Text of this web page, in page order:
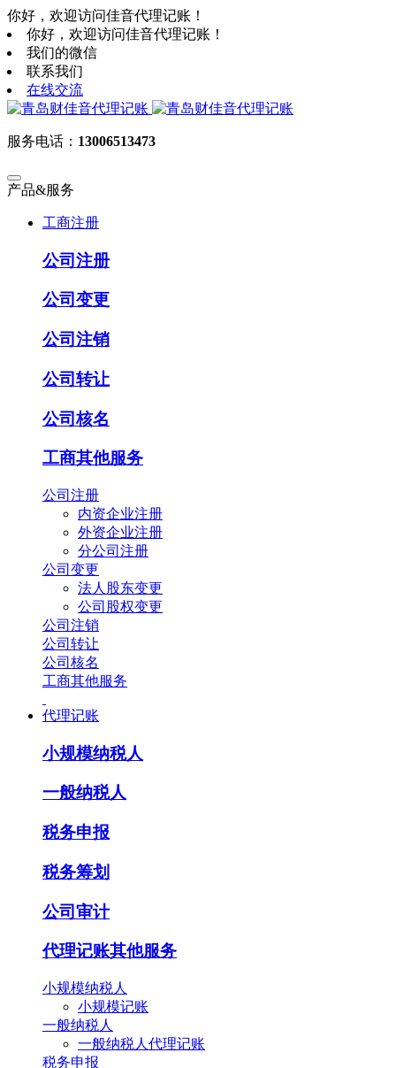
你好，欢迎访问佳音代理记账！
你好，欢迎访问佳音代理记账！
我们的微信
联系我们
在线交流
服务电话： 13006513473
产品&服务
工商注册
公司注册
公司变更
公司注销
公司转让
公司核名
工商其他服务
公司注册
内资企业注册
外资企业注册
分公司注册
公司变更
法人股东变更
公司股权变更
公司注销
公司转让
公司核名
工商其他服务
代理记账
小规模纳税人
一般纳税人
税务申报
税务筹划
公司审计
代理记账其他服务
小规模纳税人
小规模记账
一般纳税人
一般纳税人代理记账
税务申报